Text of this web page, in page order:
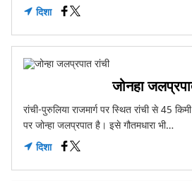
दिशा
जोनहा
रांची-पुरुलिया राजमार्ग पर स्थित रांची से 45
पर जोन्हा जलप्रपात है। इसे गौतमधारा भी…
दिशा